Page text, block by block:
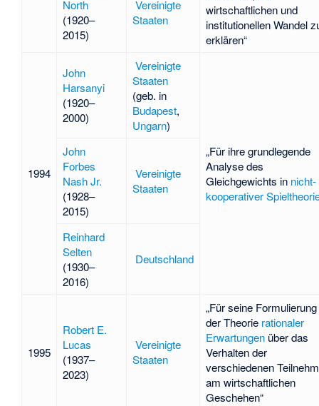
wirtschaftlichen und
institutionellen Wandel
erklären“
North
(1920–
2015)
Vereinigte
Staaten
1994
John
Harsanyi
(1920–
2000)
Vereinigte
Staaten
(geb. in
Budapest,
Ungarn)
„Für ihre grundlegende
Analyse des
Gleichgewichts in nicht-
kooperativer
John
Forbes
Nash Jr.
(1928–
2015)
Vereinigte
Staaten
Reinhard
Selten
(1930–
2016)
Deutschland
1995
Robert E.
Lucas
(1937–
2023)
Vereinigte
Staaten
„Für seine Formulierung
der Theorie rationaler
Erwartungenüber das
Verhalten der
verschiedenen
am wirtschaftlichen
Geschehen“